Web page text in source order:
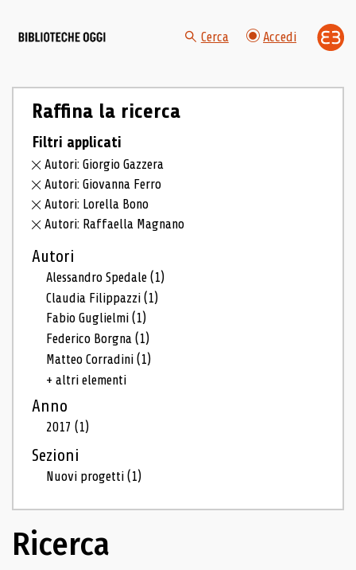
Cerca Accedi
Raffina la ricerca
Filtri applicati
Autori: Giorgio Gazzera
Autori: Giovanna Ferro
Autori: Lorella Bono
Autori: Raffaella Magnano
Autori
Alessandro Spedale(1)
Claudia Filippazzi(1)
Fabio Guglielmi(1)
Federico Borgna(1)
Matteo Corradini(1)
+ altri elementi
Anno
2017(1)
Sezioni
Nuovi progetti(1)
Ricerca